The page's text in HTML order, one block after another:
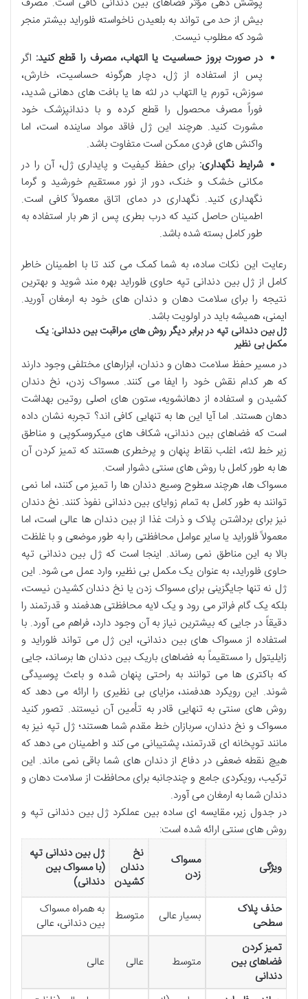
بیش از حد می تواند به بلعیدن ناخواسته فلوراید بیشتر منجر
شود که مطلوب نیست.
در صورت بروز حساسیت یا التهاب، مصرف را قطع کنید: اگر
پس از استفاده از ژل، دچار هرگونه حساسیت، خارش،
سوزش، تورم یا التهاب در لثه ها یا بافت های دهانی شدید،
فوراً مصرف محصول را قطع کرده و با دندانپزشک خود
مشورت کنید. هرچند این ژل فاقد مواد ساینده است، اما
واکنش های فردی ممکن است متفاوت باشد.
شرایط نگهداری: برای حفظ کیفیت و پایداری ژل، آن را در
مکانی خشک و خنک، دور از نور مستقیم خورشید و گرما
نگهداری کنید. نگهداری در دمای اتاق معمولاً کافی است.
اطمینان حاصل کنید که درب بطری پس از هر بار استفاده به
طور کامل بسته شده باشد.
رعایت این نکات ساده، به شما کمک می کند تا با اطمینان خاطر
کامل از ژل بین دندانی تپه حاوی فلوراید بهره مند شوید و بهترین
نتیجه را برای سلامت دهان و دندان های خود به ارمغان آورید.
ایمنی، همیشه باید در اولویت باشد.
ژل بین دندانی تپه در برابر دیگر روش های مراقبت بین دندانی: یک
مکمل بی نظیر
در مسیر حفظ سلامت دهان و دندان، ابزارهای مختلفی وجود دارند
که هر کدام نقش خود را ایفا می کنند. مسواک زدن، نخ دندان
کشیدن و استفاده از دهانشویه، ستون های اصلی روتین بهداشت
دهان هستند. اما آیا این ها به تنهایی کافی اند؟ تجربه نشان داده
است که فضاهای بین دندانی، شکاف های میکروسکوپی و مناطق
زیر خط لثه، اغلب نقاط پنهان و پرخطری هستند که تمیز کردن آن
ها به طور کامل با روش های سنتی دشوار است.
مسواک ها، هرچند سطوح وسیع دندان ها را تمیز می کنند، اما نمی
توانند به طور کامل به تمام زوایای بین دندانی نفوذ کنند. نخ دندان
نیز برای برداشتن پلاک و ذرات غذا از بین دندان ها عالی است، اما
معمولاً فلوراید یا سایر عوامل محافظتی را به طور موضعی و با غلظت
بالا به این مناطق نمی رساند. اینجا است که ژل بین دندانی تپه
حاوی فلوراید، به عنوان یک مکمل بی نظیر، وارد عمل می شود. این
ژل نه تنها جایگزینی برای مسواک زدن یا نخ دندان کشیدن نیست،
بلکه یک گام فراتر می رود و یک لایه محافظتی هدفمند و قدرتمند را
دقیقاً در جایی که بیشترین نیاز به آن وجود دارد، فراهم می آورد. با
استفاده از مسواک های بین دندانی، این ژل می تواند فلوراید و
زایلیتول را مستقیماً به فضاهای باریک بین دندان ها برساند، جایی
که باکتری ها می توانند به راحتی پنهان شده و باعث پوسیدگی
شوند. این رویکرد هدفمند، مزایای بی نظیری را ارائه می دهد که
روش های سنتی به تنهایی قادر به تأمین آن نیستند. تصور کنید
مسواک و نخ دندان، سربازان خط مقدم شما هستند؛ ژل تپه نیز به
مانند توپخانه ای قدرتمند، پشتیبانی می کند و اطمینان می دهد که
هیچ نقطه ضعفی در دفاع از دندان های شما باقی نمی ماند. این
ترکیب، رویکردی جامع و چندجانبه برای محافظت از سلامت دهان و
دندان شما به ارمغان می آورد.
در جدول زیر، مقایسه ای ساده بین عملکرد ژل بین دندانی تپه و
روش های سنتی ارائه شده است:
ویژگی
مسواک
زدن
نخ
دندان
کشیدن
ژل بین دندانی تپه
(با مسواک بین
دندانی)
حذف پلاک
سطحی
بسیار عالی متوسط
به همراه مسواک
بین دندانی، عالی
تمیز کردن
فضاهای بین
دندانی
متوسط عالی عالی